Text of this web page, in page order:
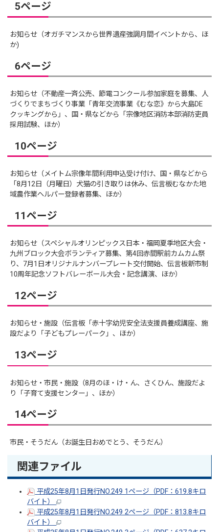
5ページ
お知らせ（オガチマンスから世界遺産強調月間イベントから、ほ
か)
6ページ
お知らせ（不動産一斉公売、節電コンクール参加家庭を募集、人
づくりでまちづくり事業「青年交流事業《むな恋》から大島DE
クッキングから」、国・県などから「宗像地区消防本部消防吏員
採用試験、ほか）
10ページ
お知らせ（メイトム宗像年間利用申込受け付け、国・県などから
「8月12日（月曜日）犬猫の引き取りは休み、伝言板むなかた地
域農作業ヘルパー登録者募集、ほか）
11ページ
お知らせ（スペシャルオリンピックス日本・福岡夏季地区大会・
九州ブロック大会ボランティア募集、第4回赤間駅前カムカム祭
り、7月1日オリジナルナンバープレート交付開始、伝言板新市制
10周年記念ソフトバレーボール大会・記念講演、ほか）
12ページ
お知らせ・施設（伝言板「赤十字幼児安全法支援員養成講座、施
設だより「子どもプレーパーク」、ほか）
13ページ
お知らせ・市民・施設（8月のほ・け・ん、さくひん、施設だよ
り「子育て支援センター」、ほか）
14ページ
市民・そうだん（お誕生日おめでとう、そうだん）
関連ファイル
平成25年8月1日発行NO.249 1ページ（PDF：619.8キロ
バイト）
平成25年8月1日発行NO.249 2ページ（PDF：813.8キロ
バイト）